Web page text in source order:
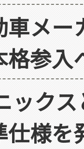
車メ
格参入
ック
仕様を